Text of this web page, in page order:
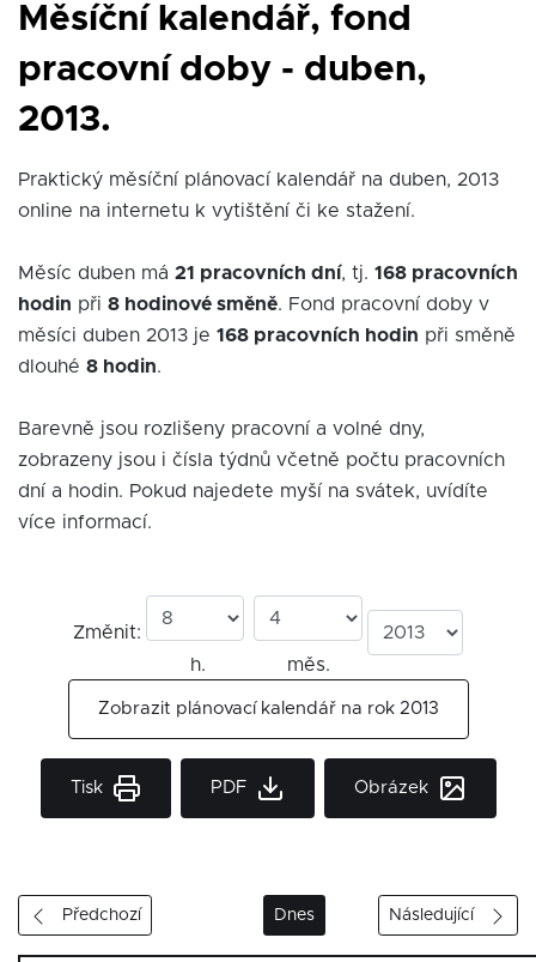
Měsíční kalendář, fond
pracovní doby - duben,
2013.
Praktický měsíční plánovací kalendář na duben, 2013
online na internetu k vytištění či ke stažení.
Měsíc duben má 21 pracovních dní, tj. 168 pracovních
hodin při 8 hodinové směně. Fond pracovní doby v
měsíci duben 2013 je 168 pracovních hodin při směně
dlouhé 8 hodin.
Barevně jsou rozlišeny pracovní a volné dny,
zobrazeny jsou i čísla týdnů včetně počtu pracovních
dní a hodin. Pokud najedete myší na svátek, uvídíte
více informací.
Změnit:
h.
měs.
Zobrazit plánovací kalendář na rok 2013
Tisk PDF Obrázek
Předchozí Dnes Následující